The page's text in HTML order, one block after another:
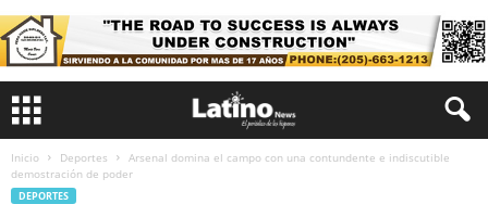
Inicio Deportes
Arsenal domina el campo con una contundente e indiscutible
demostración de poder
DEPORTES